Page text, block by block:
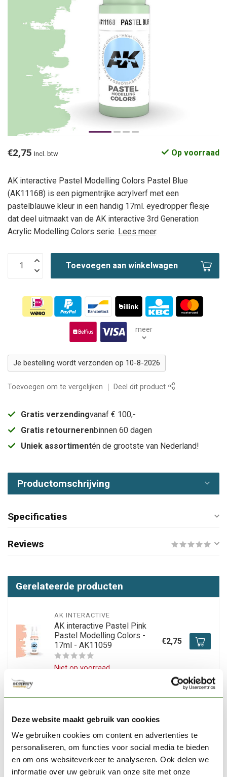
Deze website maakt gebruik van cookies
We gebruiken cookies om content en advertenties te
personaliseren, om functies voor social media te bieden
en om ons websiteverkeer te analyseren. Ook delen we
informatie over uw gebruik van onze site met onze
€2,75 Incl. btw Op voorraad
AK interactive Pastel Modelling Colors Pastel Blue
(AK11168) is een pigmentrijke acrylverf met een
pastelblauwe kleur in een handig 17ml. eyedropper flesje
dat deel uitmaakt van de AK interactive 3rd Generation
Acrylic Modelling Colors serie. Lees meer.
Toevoegen aan winkelwagen
meer
Je bestelling wordt verzonden op 10-8-2026
Toevoegen om te vergelijken Deel dit product
Gratis verzendingvanaf € 100,-
Gratis retournerenbinnen 60 dagen
Uniek assortimentén de grootste van Nederland!
Productomschrijving
Specificaties
Reviews
Gerelateerde producten
AK INTERACTIVE
AK interactive Pastel Pink
Pastel Modelling Colors -
17ml - AK11059
Niet op voorraad
€2,75
AK INTERACTIVE
Pastel Modelling Colors -
17ml - AK11037
Op voorraad